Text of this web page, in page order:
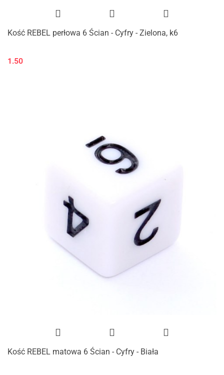
Kość REBEL perłowa 6 Ścian - Cyfry - Zielona, k6
1.50
Kość REBEL matowa 6 Ścian - Cyfry - Biała